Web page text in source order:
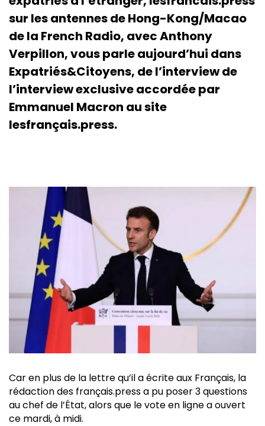
sur les antennes de Hong-Kong/Macao
de la French Radio, avec Anthony
Verpillon, vous parle aujourd’hui dans
Expatriés&Citoyens, de l’interview de
l’interview exclusive accordée par
Emmanuel Macron au site
lesfrançais.press.
Car en plus de la lettre qu’il a écrite aux Français, la
rédaction des français.press a pu poser 3 questions
au chef de l’État, alors que le vote en ligne a ouvert
ce mardi, à midi.